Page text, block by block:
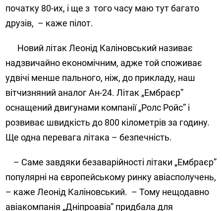
початку 80-их, і ще з того часу маю тут багато
друзів, – каже пілот.
Новий літак Леонід Каліновський називає
надзвичайно економічним, адже той споживає
удвічі менше пального, ніж, до прикладу, наш
вітчизняний аналог Ан-24. Літак „Ембраєр”
оснащений двигунами компанії „Ролс Ройс” і
розвиває швидкість до 800 кілометрів за годину.
Ще одна перевага літака – безпечність.
– Саме завдяки безаварійності літаки „Ембраєр”
популярні на європейському ринку авіасполучень,
– каже Леонід Каліновський. – Тому нещодавно
авіакомпанія „Дніпроавіа” придбала для